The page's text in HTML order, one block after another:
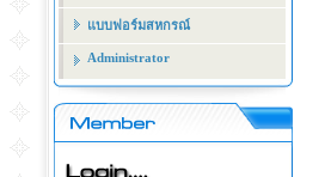
แบบฟอร์มสหกรณ์
Administrator